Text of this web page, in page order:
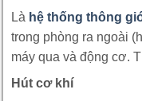
Là hệ thống thông
trong phòng ra ngoài
máy qua và động cơ.
Hút cơ khí